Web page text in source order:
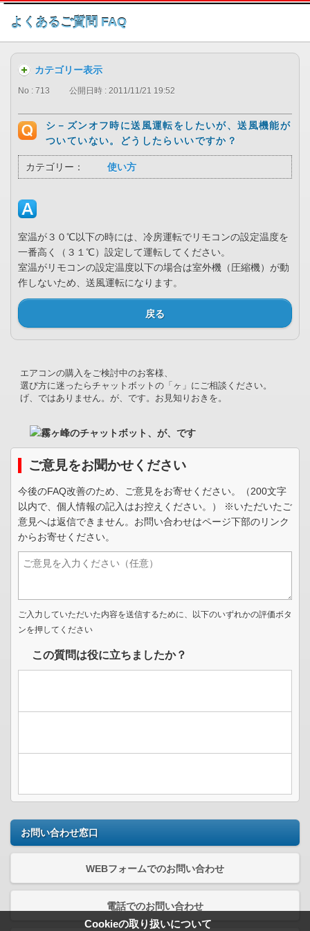
このページの本文へ
よくあるご質問 FAQ
Cookieの取り扱いについて
カテゴリー表示
No : 713 公開日時 : 2011/11/21 19:52
シ－ズンオフ時に送風運転をしたいが、送風機能が
ついていない。どうしたらいいですか？
カテゴリー： 使い方
室温が３０℃以下の時には、冷房運転でリモコンの設定温度を
一番高く（３１℃）設定して運転してください。
室温がリモコンの設定温度以下の場合は室外機（圧縮機）が動
作しないため、送風運転になります。
戻る
エアコンの購入をご検討中のお客様、
選び方に迷ったらチャットボットの「ヶ」にご相談ください。
げ、ではありません。が、です。お見知りおきを。
ご意見をお聞かせください
今後のFAQ改善のため、ご意見をお寄せください。（200文字
以内で、個人情報の記入はお控えください。） ※いただいたご
意見へは返信できません。お問い合わせはページ下部のリンク
からお寄せください。
ご入力していただいた内容を送信するために、以下のいずれかの評価ボタ
ンを押してください
この質問は役に立ちましたか？
お問い合わせ窓口
WEBフォームでのお問い合わせ
電話でのお問い合わせ